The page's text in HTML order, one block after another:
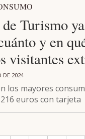
Turismo
y en
visitantes
DE 2024
los mayores
euros con tarjeta